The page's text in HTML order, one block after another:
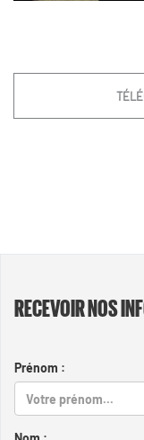
RECEVOIR NOS
Prénom :